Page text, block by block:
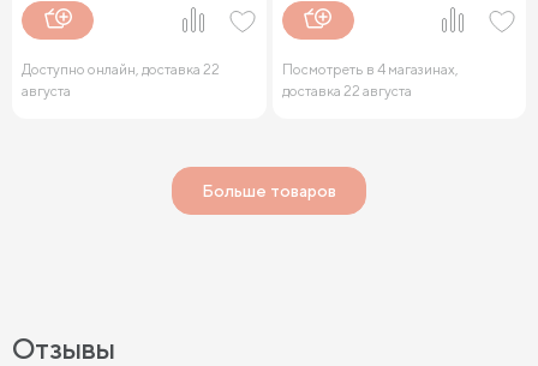
Доступно онлайн, доставка 22
августа
Посмотреть в 4 магазинах,
доставка 22 августа
Больше товаров
Отзывы